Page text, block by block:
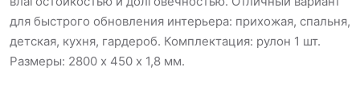
для быстрого обновления интерьера: прихожая, спальня,
детская, кухня, гардероб. Комплектация: рулон 1 шт.
Размеры: 2800 х 450 х 1,8 мм.